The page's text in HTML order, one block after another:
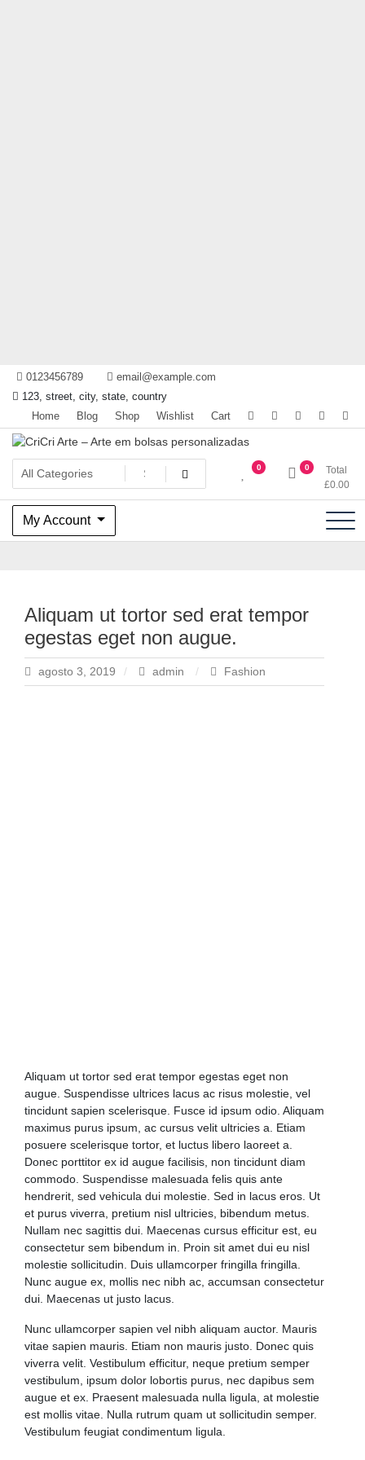
Skip 0123456789
email@example.com
123, street, city, state, country
Home
Blog Shop Wishlist Cart
CriCri Arte – Arte em bolsas
personalizadas
bolsa femininas,adultas e infanto juvenis, sacolas personalizadas
0 0
Total
£0.00
My Account
Aliquam ut tortor sed erat tempor
egestas eget non augue.
agosto 3, 2019 admin Fashion
Aliquam ut tortor sed erat tempor egestas eget non
augue. Suspendisse ultrices lacus ac risus molestie, vel
tincidunt sapien scelerisque. Fusce id ipsum odio. Aliquam
maximus purus ipsum, ac cursus velit ultricies a. Etiam
posuere scelerisque tortor, et luctus libero laoreet a.
Donec porttitor ex id augue facilisis, non tincidunt diam
commodo. Suspendisse malesuada felis quis ante
hendrerit, sed vehicula dui molestie. Sed in lacus eros. Ut
et purus viverra, pretium nisl ultricies, bibendum metus.
Nullam nec sagittis dui. Maecenas cursus efficitur est, eu
consectetur sem bibendum in. Proin sit amet dui eu nisl
molestie sollicitudin. Duis ullamcorper fringilla fringilla.
Nunc augue ex, mollis nec nibh ac, accumsan consectetur
dui. Maecenas ut justo lacus.
Nunc ullamcorper sapien vel nibh aliquam auctor. Mauris
vitae sapien mauris. Etiam non mauris justo. Donec quis
viverra velit. Vestibulum efficitur, neque pretium semper
vestibulum, ipsum dolor lobortis purus, nec dapibus sem
augue et ex. Praesent malesuada nulla ligula, at molestie
est mollis vitae. Nulla rutrum quam ut sollicitudin semper.
Vestibulum feugiat condimentum ligula.